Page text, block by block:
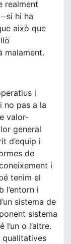
realment
hi ha
això que
malament.
i
no pas a la
valor-
general
d’equip i
de
i
tenim el
l’entorn i
sistema de
sistema
o l’altre.
qualitatives